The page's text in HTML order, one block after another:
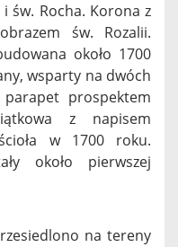
św. Rocha. Korona z
św. Rozalii.
około 1700
wsparty na dwóch
prospektem
z napisem
w 1700 roku.
około pierwszej
na tereny